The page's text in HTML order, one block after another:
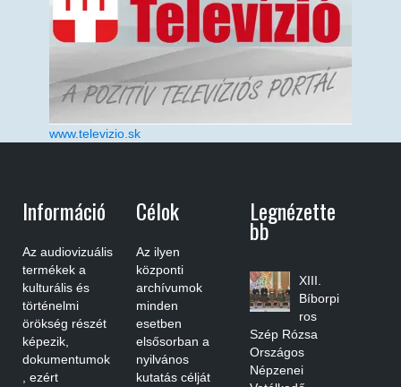
www.televizio.sk
Információ
Az audiovizuális
termékek a
kulturális és
történelmi
örökség részét
képezik,
dokumentumok
, ezért
Célok
Az ilyen
központi
archívumok
minden
esetben
elsősorban a
nyilvános
kutatás célját
Legnézette
Bb
XIII.
Bíborpi
ros
Szép Rózsa
Országos
Népzenei